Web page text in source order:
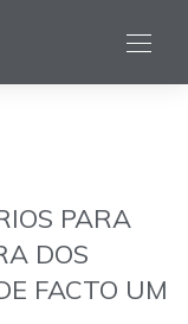
PARA
DOS
FACTO UM